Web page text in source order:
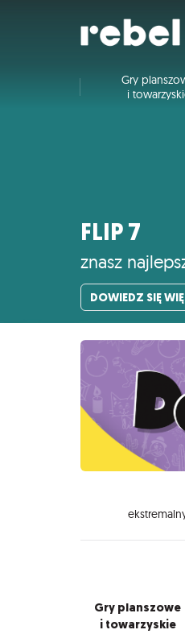
Gry
i
FLIP 7
znasz
DOWIEDZ SIĘ
Gry planszowe
i towarzyskie